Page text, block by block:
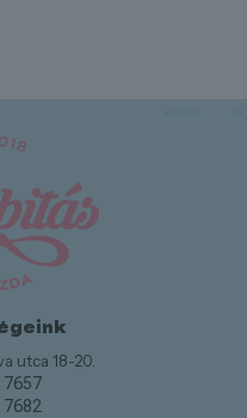
utca 18-20.
7657
7682